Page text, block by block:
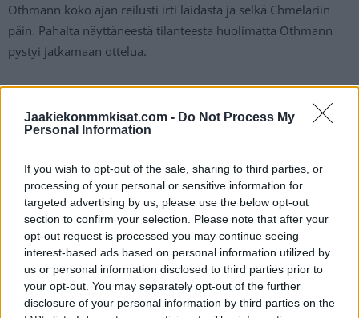
Jaakiekonmmkisat.com - Do Not Process My
Personal Information
If you wish to opt-out of the sale, sharing to third parties, or
processing of your personal or sensitive information for
targeted advertising by us, please use the below opt-out
section to confirm your selection. Please note that after your
opt-out request is processed you may continue seeing
interest-based ads based on personal information utilized by
us or personal information disclosed to third parties prior to
your opt-out. You may separately opt-out of the further
disclosure of your personal information by third parties on the
Othmann koko ajan reilusti irti laidasta ja selkä Chmelariin
päin. Pahalta näyttäneestä tilanteesta huolimatta Othmann
pystyi jatkamaan ottelua.
Jos twiitti ei näy laitteellasi voit katsoa sen suoraanTwitteristä